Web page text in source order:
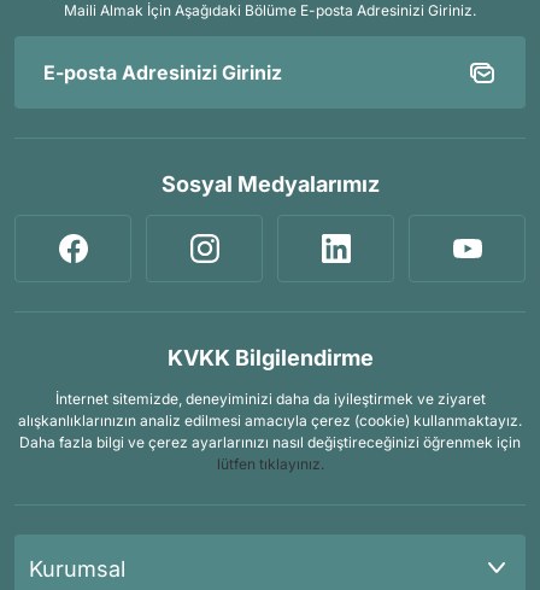
Maili Almak İçin Aşağıdaki Bölüme E-posta Adresinizi Giriniz.
Sosyal Medyalarımız
KVKK Bilgilendirme
İnternet sitemizde, deneyiminizi daha da iyileştirmek ve ziyaret
alışkanlıklarınızın analiz edilmesi amacıyla çerez (cookie) kullanmaktayız.
Daha fazla bilgi ve çerez ayarlarınızı nasıl değiştireceğinizi öğrenmek için
lütfen tıklayınız.
Kurumsal